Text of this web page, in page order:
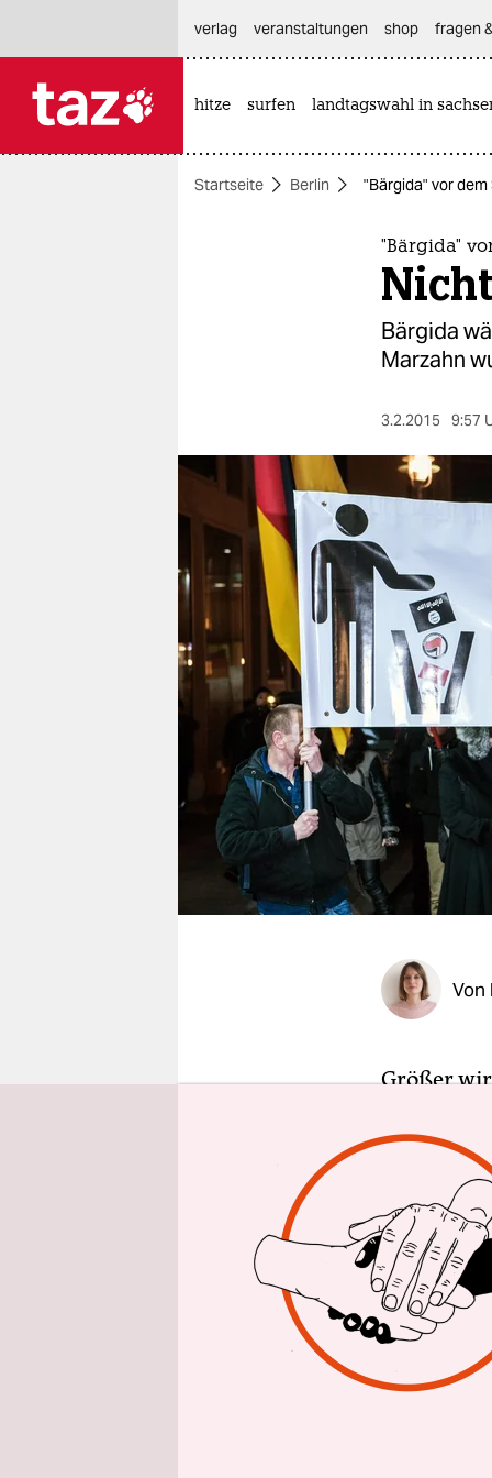
themen
berlin
nord
wahrheit
verlag
verlag
veranstaltungen
shop
fragen & hilfe
unterstützen
verlag
veranstaltungen shop fragen
hitze surfen landtagswahl in
Startseite Berlin "Bärgida" vor
"Bärgida"
Bärgida
Marzahn
3.2.2015 9:57
Von
Größer
konnte
bei etwa
hoch
Schon um
Neonazis
hatte